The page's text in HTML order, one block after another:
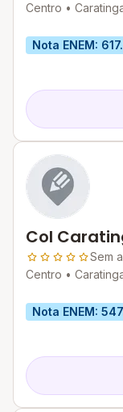
Centro •
Nota ENEM:
Col
Sem
Centro •
Nota ENEM: